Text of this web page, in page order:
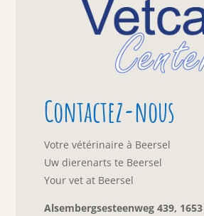
Contactez-nous
Votre vétérinaire à Beersel
Uw dierenarts te Beersel
Your vet at Beersel
Alsembergsesteenweg 439, 1653